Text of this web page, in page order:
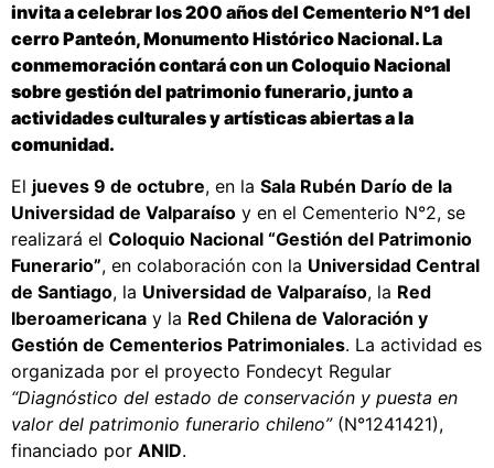
invita a celebrar los200 años del Cementerio N°1 del
cerro Panteón, Monumento Histórico Nacional. La
conmemoración contará con unColoquio Nacional
sobre gestión del patrimonio funerario, junto a
actividades culturales y artísticas abiertas a la
comunidad.
El jueves 9 de octubre, en la Sala Rubén Darío de la
Universidad de Valparaíso y en el Cementerio N°2, se
realizará el Coloquio Nacional “Gestión del Patrimonio
Funerario”, en colaboración con la Universidad Central
de Santiago, la Universidad de Valparaíso, la Red
Iberoamericana y la Red Chilena de Valoración y
Gestión de Cementerios Patrimoniales. La actividad es
organizada por el proyecto Fondecyt Regular
“Diagnóstico del estado de conservación y puesta en
valor del patrimonio funerario chileno”(N°1241421),
financiado por ANID.